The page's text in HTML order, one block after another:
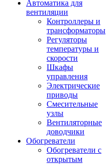
Автоматика для
вентиляции
Контроллеры и
трансформаторы
Регуляторы
температуры и
скорости
Шкафы
управления
Электрические
приводы
Смесительные
узлы
Вентиляторные
доводчики
Обогреватели
Обогреватели с
открытым